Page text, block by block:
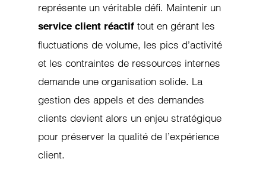
représente un véritable défi. Maintenir un
service client réactif tout en gérant les
fluctuations de volume, les pics d’activité
et les contraintes de ressources internes
demande une organisation solide. La
gestion des appels et des demandes
clients devient alors un enjeu stratégique
pour préserver la qualité de l’expérience
client.